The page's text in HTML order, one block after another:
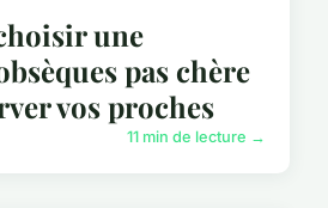
une
pas chère
vos proches
11 min de lecture →